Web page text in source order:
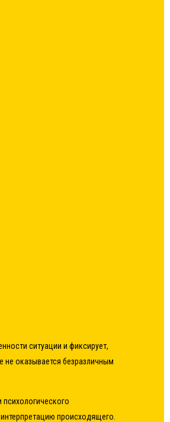
ситуации и фиксирует,
не оказывается безразличным
происходящего.